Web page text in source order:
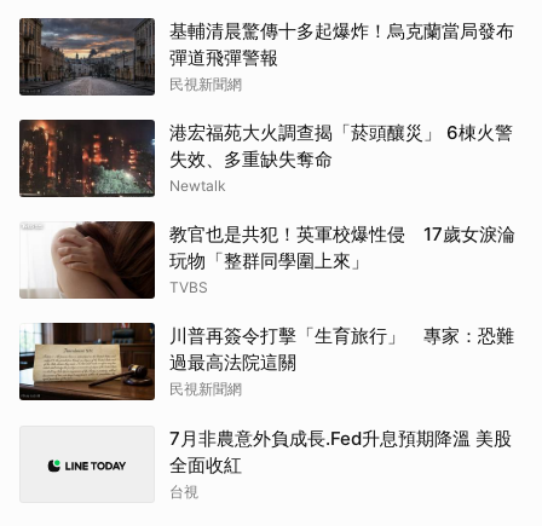
基輔清晨驚傳十多起爆炸！烏克蘭當局發布
彈道飛彈警報
民視新聞網
港宏福苑大火調查揭「菸頭釀災」 6棟火警
失效、多重缺失奪命
Newtalk
教官也是共犯！英軍校爆性侵 17歲女淚淪
玩物「整群同學圍上來」
TVBS
川普再簽令打擊「生育旅行」 專家：恐難
過最高法院這關
民視新聞網
7月非農意外負成長.Fed升息預期降溫 美股
全面收紅
台視